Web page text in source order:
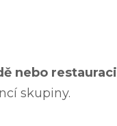
nebo restauraci
skupiny.